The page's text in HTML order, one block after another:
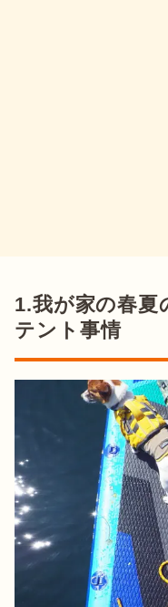
1.我が家の春夏
テント事情